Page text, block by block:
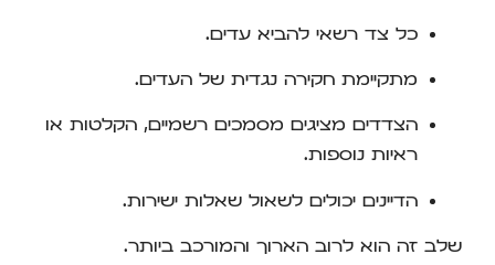
כל צד רשאי להביא עדים.
מתקיימת חקירה נגדית של העדים.
הצדדים מציגים מסמכים רשמיים, הקלטות או
ראיות נוספות.
הדיינים יכולים לשאול שאלות ישירות.
שלב זה הוא לרוב הארוך והמורכב ביותר.